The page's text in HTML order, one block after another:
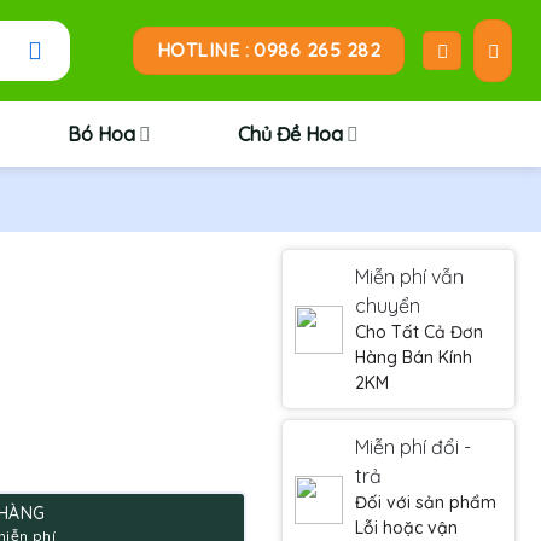
HOTLINE : 0986 265 282
Bó Hoa Chủ Đề Hoa
Miễn phí vẫn
chuyển
Cho Tất Cả Đơn
Hàng Bán Kính
2KM
Miễn phí đổi -
trả
Đối với sản phẩm
Lỗi hoặc vận